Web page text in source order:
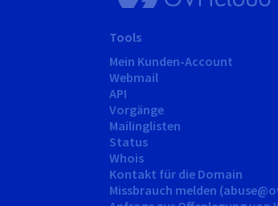
Tools
Mein Kunden-Account
Webmail
API
Vorgänge
Mailinglisten
Status
Whois
Kontakt für die Domain
Missbrauch melden